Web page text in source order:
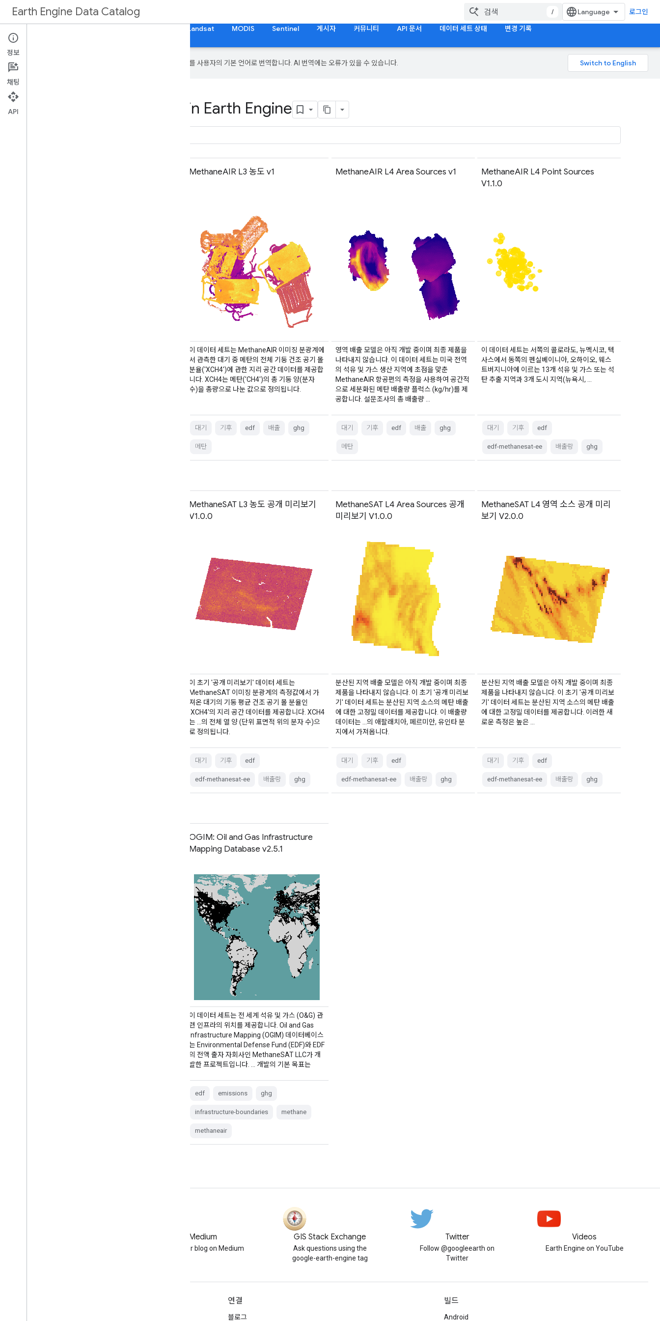
Earth Engine Data Catalog / 로그인
Landsat MODIS Sentinel 게시자 커뮤니티 API 문서 데이터 세트 상태 변경 기록
Google은 AI 기술을 사용하여 콘텐츠를 사용자의 기본 언어로 번역합니다. AI 번역에는 오류가 있을 수 있습니다.
Datasets tagged edf in Earth Engine
MethaneAIR L3 농도 v1
이 데이터 세트는 MethaneAIR 이미징 분광계에
서 관측한 대기 중 메탄의 전체 기둥 건조 공기 몰
분율('XCH4')에 관한 지리 공간 데이터를 제공합
니다. XCH4는 메탄('CH4')의 총 기둥 양(분자
수)을 총량으로 나눈 값으로 정의됩니다.
대기 기후 edf 배출 ghg
메탄
MethaneAIR L4 Area Sources v1
영역 배출 모델은 아직 개발 중이며 최종 제품을
나타내지 않습니다. 이 데이터 세트는 미국 전역
의 석유 및 가스 생산 지역에 초점을 맞춘
MethaneAIR 항공편의 측정을 사용하여 공간적
으로 세분화된 메탄 배출량 플럭스 (kg/hr)를 제
공합니다. 설문조사의 총 배출량 …
대기 기후 edf 배출 ghg
메탄
MethaneAIR L4 Point Sources
V1.1.0
이 데이터 세트는 서쪽의 콜로라도, 뉴멕시코, 텍
사스에서 동쪽의 펜실베이니아, 오하이오, 웨스
트버지니아에 이르는 13개 석유 및 가스 또는 석
탄 추출 지역과 3개 도시 지역(뉴욕시, …
대기 기후 edf
edf-methanesat-ee 배출량 ghg
MethaneSAT L3 농도 공개 미리보기
V1.0.0
이 초기 '공개 미리보기' 데이터 세트는
MethaneSAT 이미징 분광계의 측정값에서 가
져온 대기의 기둥 평균 건조 공기 몰 분율인
'XCH4'의 지리 공간 데이터를 제공합니다. XCH4
는 …의 전체 열 양 (단위 표면적 위의 분자 수)으
로 정의됩니다.
대기 기후 edf
edf-methanesat-ee 배출량 ghg
MethaneSAT L4 Area Sources 공개
미리보기 V1.0.0
분산된 지역 배출 모델은 아직 개발 중이며 최종
제품을 나타내지 않습니다. 이 초기 '공개 미리보
기' 데이터 세트는 분산된 지역 소스의 메탄 배출
에 대한 고정밀 데이터를 제공합니다. 이 배출량
데이터는 …의 애팔래치아, 페르미안, 유인타 분
지에서 가져옵니다.
대기 기후 edf
edf-methanesat-ee 배출량 ghg
MethaneSAT L4 영역 소스 공개 미리
보기 V2.0.0
분산된 지역 배출 모델은 아직 개발 중이며 최종
제품을 나타내지 않습니다. 이 초기 '공개 미리보
기' 데이터 세트는 분산된 지역 소스의 메탄 배출
에 대한 고정밀 데이터를 제공합니다. 이러한 새
로운 측정은 높은 …
대기 기후 edf
edf-methanesat-ee 배출량 ghg
OGIM: Oil and Gas Infrastructure
Mapping Database v2.5.1
이 데이터 세트는 전 세계 석유 및 가스 (O&G) 관
련 인프라의 위치를 제공합니다. Oil and Gas
Infrastructure Mapping (OGIM) 데이터베이스
는 Environmental Defense Fund (EDF)와 EDF
의 전액 출자 자회사인 MethaneSAT LLC가 개
발한 프로젝트입니다. … 개발의 기본 목표는
edf emissions ghg
infrastructure-boundaries methane
methaneair
Medium
Follow our blog on Medium
GIS Stack Exchange
Ask questions using the
google-earth-engine tag
Twitter
Follow @googleearth on
Twitter
Videos
Earth Engine on YouTube
연결
블로그
빌드
Android
정보
채팅
API